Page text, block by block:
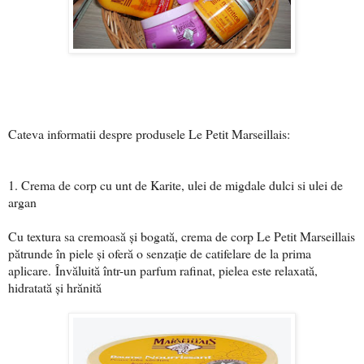
Cateva informatii despre produsele Le Petit Marseillais:
1. Crema de corp cu unt de Karite, ulei de migdale dulci si ulei de
argan
Cu textura sa cremoasă și bogată, crema de corp Le Petit Marseillais
pătrunde în piele și oferă o senzație de catifelare de la prima
aplicare. Învăluită într-un parfum rafinat, pielea este relaxată,
hidratată și hrănită